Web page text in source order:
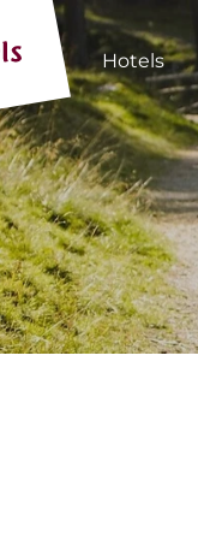
Hotels
&
&